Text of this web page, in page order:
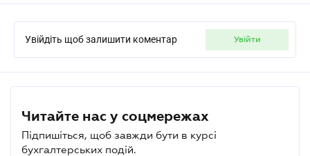
Увійдіть щоб залишити коментар увійти
Читайте нас у соцмережах
Підпишіться, щоб завжди бути в курсі
бухгалтерських подій.